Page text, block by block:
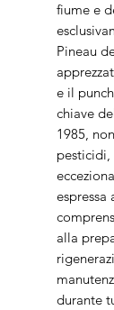
fiume e
Pineau
e il
chiave
1985,
pesticidi,
alla
durante